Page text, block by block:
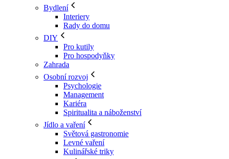
Bydlení
Interiery
Rady do domu
DIY
Pro kutily
Pro hospodyňky
Zahrada
Osobní rozvoj
Psychologie
Management
Kariéra
Spiritualita a náboženství
Jídlo a vaření
Světová gastronomie
Levné vaření
Kulinářské triky